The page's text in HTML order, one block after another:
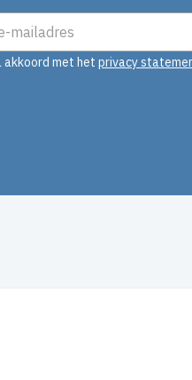
akkoord met het privacy